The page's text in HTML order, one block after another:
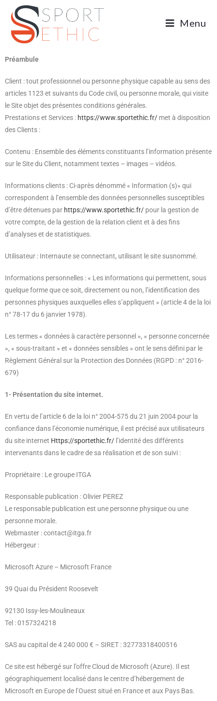
Menu
Préambule
Client : tout professionnel ou personne physique capable au sens des
articles 1123 et suivants du Code civil, ou personne morale, qui visite
le Site objet des présentes conditions générales.
Prestations et Services : https://www.sportethic.fr/ met à disposition
des Clients :
Contenu : Ensemble des éléments constituants l’information présente
sur le Site du Client, notamment textes – images – vidéos.
Informations clients : Ci-après dénommé « Information (s)» qui
correspondent à l’ensemble des données personnelles susceptibles
d’être détenues par https://www.sportethic.fr/ pour la gestion de
votre compte, de la gestion de la relation client et à des fins
d’analyses et de statistiques.
Utilisateur : Internaute se connectant, utilisant le site susnommé.
Informations personnelles : « Les informations qui permettent, sous
quelque forme que ce soit, directement ou non, l’identification des
personnes physiques auxquelles elles s’appliquent » (article 4 de la loi
n° 78-17 du 6 janvier 1978).
Les termes « données à caractère personnel », « personne concernée
», « sous-traitant » et « données sensibles » ont le sens défini par le
Règlement Général sur la Protection des Données (RGPD : n° 2016-
679)
1- Présentation du site internet.
En vertu de l’article 6 de la loi n° 2004-575 du 21 juin 2004 pour la
confiance dans l’économie numérique, il est précisé aux utilisateurs
du site internet Https://sportethic.fr/ l’identité des différents
intervenants dans le cadre de sa réalisation et de son suivi :
Propriétaire : Le groupe ITGA
Responsable publication : Olivier PEREZ
Le responsable publication est une personne physique ou une
personne morale.
Webmaster : contact@itga.fr
Hébergeur :
Microsoft Azure – Microsoft France
39 Quai du Président Roosevelt
92130 Issy-les-Moulineaux
Tel : 0157324218
SAS au capital de 4 240 000 € – SIRET : 32773318400516
Ce site est hébergé sur l’offre Cloud de Microsoft (Azure). Il est
géographiquement localisé dans le centre d’hébergement de
Microsoft en Europe de l’Ouest situé en France et aux Pays Bas.